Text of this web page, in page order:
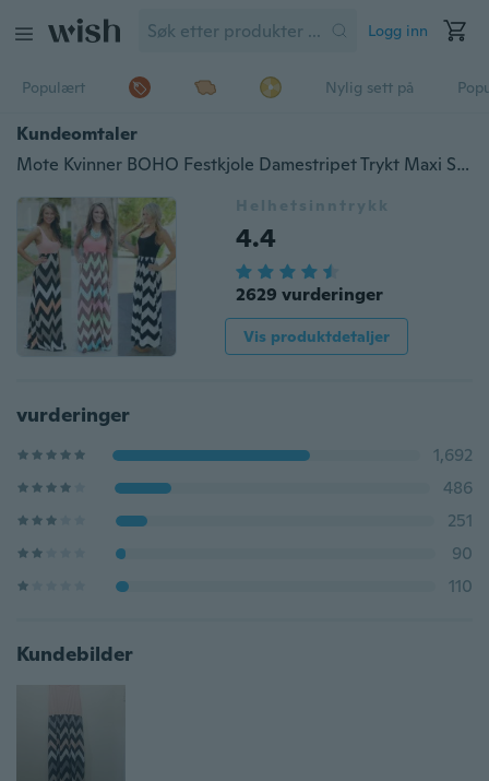
Logg inn
Populært Nylig sett på
Kundeomtaler
Mote Kvinner BOHO Festkjole Damestripet Trykt Maxi Sommerstrand Lang kjole Pluss størrelse S-5XL
Helhetsinntrykk
4.4
2629 vurderinger
Vis produktdetaljer
vurderinger
1,692
486
251
90
110
Kundebilder